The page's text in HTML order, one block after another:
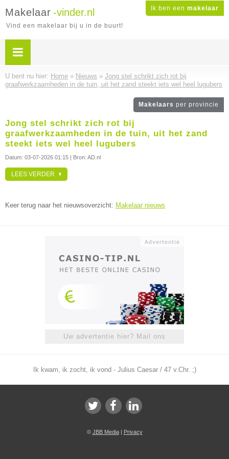
Ik ben een makelaar
Makelaar -vinder.nl
Vind een makelaar bij u in de buurt!
U bent nu hier: Home » Nieuws » Jong stel schrikt zich rot bij
graafwerkzaamheden in de tuin, uit het zand steekt iets wel heel lugubers
Makelaars per provincie
Jong stel schrikt zich rot bij
graafwerkzaamheden in de tuin, uit het zand
steekt iets wel heel lugubers
Datum: 03-07-2026 01:15 | Bron: AD.nl
LEES VERDER
Keer terug naar het nieuwsoverzicht: Makelaar nieuws
Uw advertentie hier? Mail ons
Ik kwam, ik zocht, ik vond - Julius Caesar / 47 v.Chr. ;)
© JBB Media| Privacy